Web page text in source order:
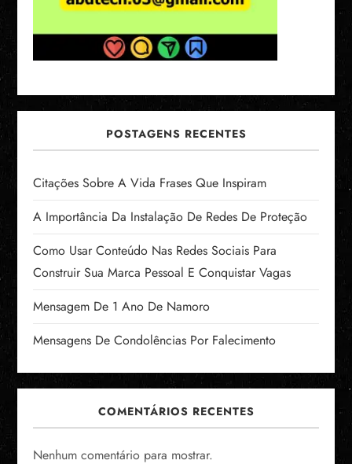
POSTAGENS RECENTES
Citações Sobre A Vida Frases Que Inspiram
A Importância Da Instalação De Redes De Proteção
Como Usar Conteúdo Nas Redes Sociais Para
Construir Sua Marca Pessoal E Conquistar Vagas
Mensagem De 1 Ano De Namoro
Mensagens De Condolências Por Falecimento
COMENTÁRIOS RECENTES
Nenhum comentário para mostrar.